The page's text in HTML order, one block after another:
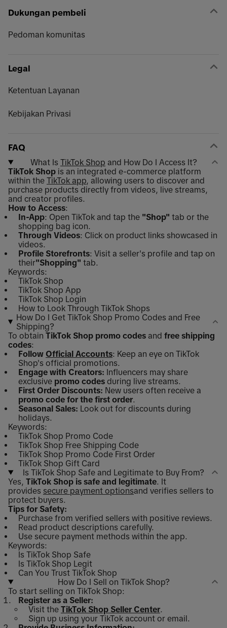
Dukungan pembeli
Pedoman komunitas
Legal
Ketentuan Layanan
Kebijakan Privasi
FAQ
What Is TikTok Shop and How Do I Access It?
TikTok Shop is an integrated e-commerce platform
within the TikTok app, allowing users to discover and
purchase products directly from videos, live streams,
and creator profiles.
How to Access:
In-App: Open TikTok and tap the "Shop" tab or the
shopping bag icon.
Through Videos: Click on product links showcased in
videos.
Profile Storefronts: Visit a seller's profile and tap on
their"Shopping" tab.
Keywords:
TikTok Shop
TikTok Shop App
TikTok Shop Login
How to Look Through TikTok Shops
How Do I Get TikTok Shop Promo Codes and Free
Shipping?
To obtain TikTok Shop promo codes and free shipping
codes:
Follow Official Accounts: Keep an eye on TikTok
Shop's official promotions.
Engage with Creators: Influencers may share
exclusive promo codes during live streams.
First Order Discounts: New users often receive a
promo code for the first order.
Seasonal Sales: Look out for discounts during
holidays.
Keywords:
TikTok Shop Promo Code
TikTok Shop Free Shipping Code
TikTok Shop Promo Code First Order
TikTok Shop Gift Card
Is TikTok Shop Safe and Legitimate to Buy From?
Yes, TikTok Shop is safe and legitimate. It
provides secure payment optionsand verifies sellers to
protect buyers.
Tips for Safety:
Purchase from verified sellers with positive reviews.
Read product descriptions carefully.
Use secure payment methods within the app.
Keywords:
Is TikTok Shop Safe
Is TikTok Shop Legit
Can You Trust TikTok Shop
How Do I Sell on TikTok Shop?
To start selling on TikTok Shop:
Register as a Seller:
Visit the TikTok Shop Seller Center.
Sign up using your TikTok account or email.